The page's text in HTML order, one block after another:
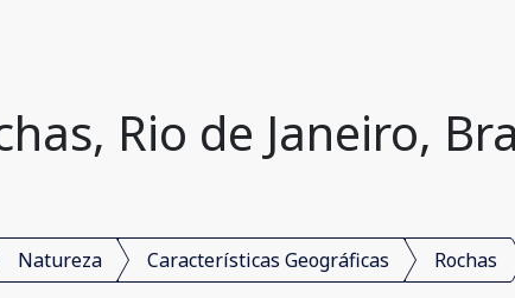
Rio de Janeiro,
Natureza Características Geográficas Rochas